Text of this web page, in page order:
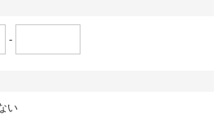
-
い